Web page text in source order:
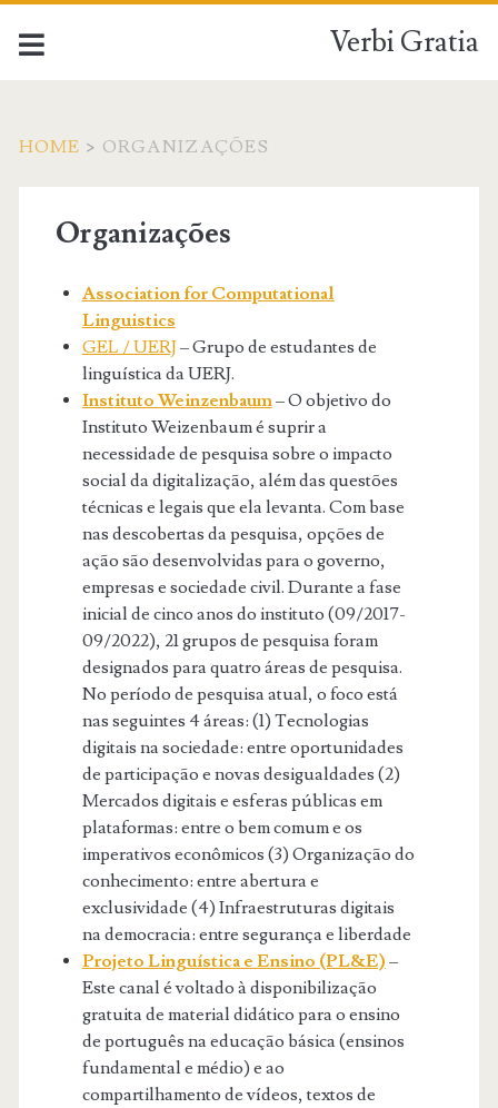
Verbi Gratia
HOME > ORGANIZAÇÕES
Organizações
Association for Computational
Linguistics
GEL / UERJ– Grupo de estudantes de
linguística da UERJ.
Instituto Weinzenbaum– O objetivo do
Instituto Weizenbaum é suprir a
necessidade de pesquisa sobre o impacto
social da digitalização, além das questões
técnicas e legais que ela levanta. Com base
nas descobertas da pesquisa, opções de
ação são desenvolvidas para o governo,
empresas e sociedade civil. Durante a fase
inicial de cinco anos do instituto (09/2017-
09/2022), 21 grupos de pesquisa foram
designados para quatro áreas de pesquisa.
No período de pesquisa atual, o foco está
nas seguintes 4 áreas: (1) Tecnologias
digitais na sociedade: entre oportunidades
de participação e novas desigualdades (2)
Mercados digitais e esferas públicas em
plataformas: entre o bem comum e os
imperativos econômicos (3) Organização do
conhecimento: entre abertura e
exclusividade (4) Infraestruturas digitais
na democracia: entre segurança e liberdade
Projeto Linguística e Ensino (PL&E) –
Este canal é voltado à disponibilização
gratuita de material didático para o ensino
de português na educação básica (ensinos
fundamental e médio) e ao
compartilhamento de vídeos, textos de